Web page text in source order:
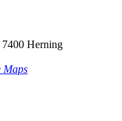
Herning
Maps